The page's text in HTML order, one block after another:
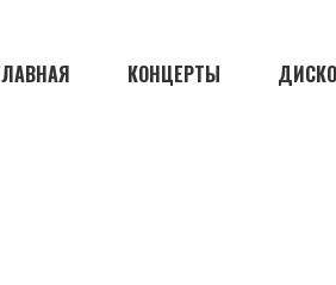
КОНЦЕРТЫ